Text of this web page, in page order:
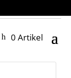
0 Artikel